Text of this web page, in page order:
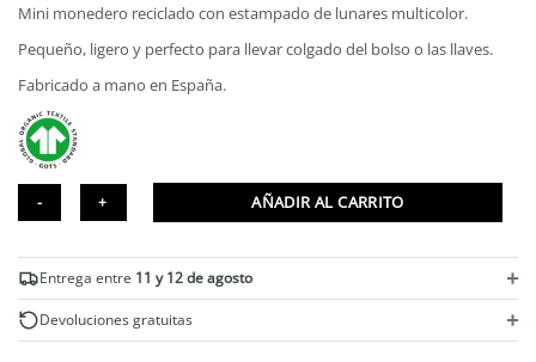
Mini monedero reciclado con estampado de lunares multicolor.
Pequeño, ligero y perfecto para llevar colgado del bolso o las llaves.
Fabricado a mano en España.
reciclado
estampado
topos
AÑADIR AL CARRITO
Entrega entre 11 y 12 de agosto +
Devoluciones gratuitas +